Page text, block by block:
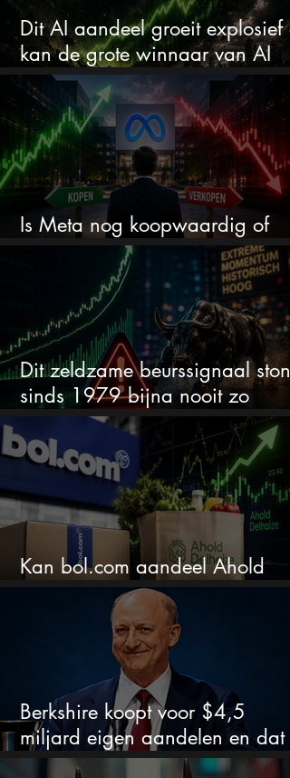
Dit AI aandeel groeit explosief
kan de grote winnaar van AI
worden
Is Meta nog koopwaardig of
wordt het tijd om te verkopen?
Dit zeldzame beurssignaal stond
sinds 1979 bijna nooit zo
extreem
Kan bol.com aandeel Ahold
nieuw leven inblazen?
Berkshire koopt voor $4,5
miljard eigen aandelen en dat
zegt veel over de waardering